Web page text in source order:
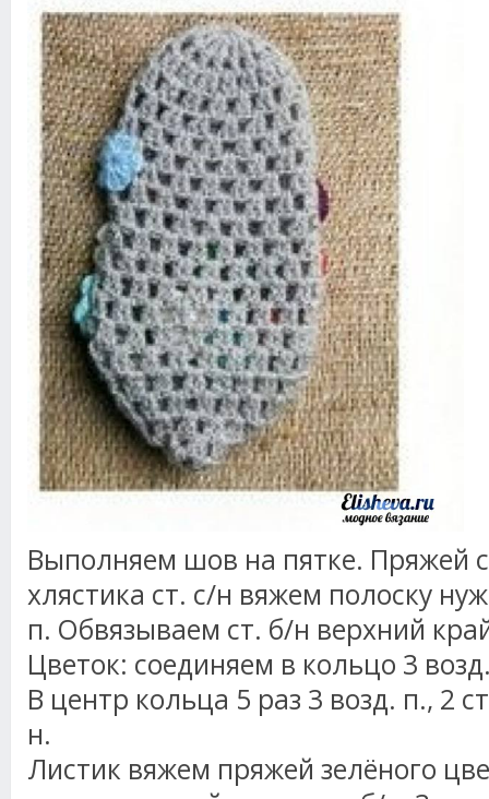
Выполняем шов на пятке. Пряжей
хлястика ст. с/н вяжем полоску
п. Обвязываем ст. б/н верхний
Цветок: соединяем в кольцо 3
В центр кольца 5 раз 3 возд. п., 2
н.
Листик вяжем пряжей зелёного